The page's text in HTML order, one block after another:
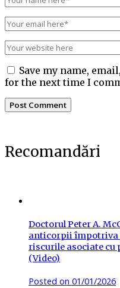
Save my name,
for the next time I
Recomandări
Doctorul Peter A.
anticorpii împotriva
riscurile asociate cu
(Video)
Posted on 01/01/2026